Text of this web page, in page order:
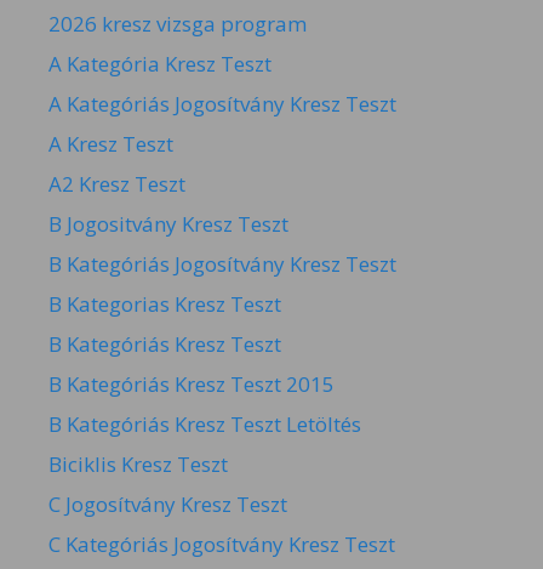
2026 kresz vizsga program
A Kategória Kresz Teszt
A Kategóriás Jogosítvány Kresz Teszt
A Kresz Teszt
A2 Kresz Teszt
B Jogositvány Kresz Teszt
B Kategóriás Jogosítvány Kresz Teszt
B Kategorias Kresz Teszt
B Kategóriás Kresz Teszt
B Kategóriás Kresz Teszt 2015
B Kategóriás Kresz Teszt Letöltés
Biciklis Kresz Teszt
C Jogosítvány Kresz Teszt
C Kategóriás Jogosítvány Kresz Teszt